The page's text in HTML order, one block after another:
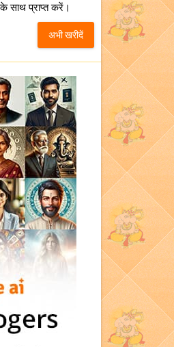
साथ प्राप्त करें।
अभी खरीदें